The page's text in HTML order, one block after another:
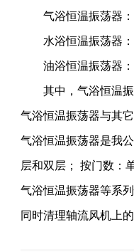
气浴恒温振荡器：
水浴恒温振荡器：
油浴恒温振荡器：
其中，气浴恒温振
气浴恒温振荡器与其
气浴恒温振荡器是我
层和双层； 按门数：
气浴恒温振荡器等系
同时清理轴流风机上